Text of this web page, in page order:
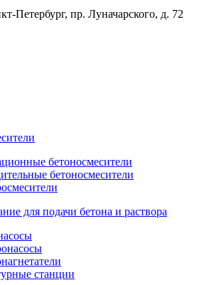
Петербург, пр. Луначарского, д. 72
бетоносмесители
бетоносмесители
для подачи бетона и раствора
станции